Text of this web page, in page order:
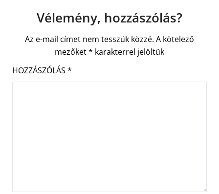
Vélemény, hozzászólás?
Az e-mail címet nem tesszük közzé. A kötelező
mezőket* karakterrel jelöltük
HOZZÁSZÓLÁS *